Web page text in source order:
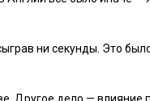
ни секунды. Это